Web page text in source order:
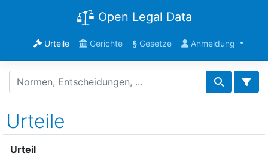
Open Legal Data
Urteile Gerichte §Gesetze Anmeldung
Urteile
Urteil